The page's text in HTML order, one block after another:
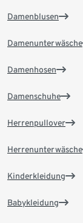
Damenblusen
Damenunterwäsche
Damenhosen
Damenschuhe
Herrenpullover
Herrenunterwäsche
Kinderkleidung
Babykleidung